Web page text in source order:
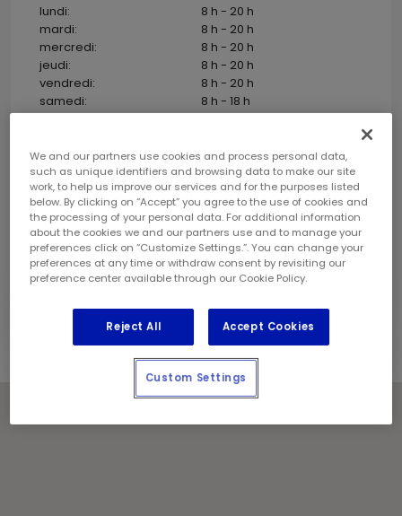
lundi:
8 h - 20 h
mardi:
8 h - 20 h
mercredi:
8 h - 20 h
jeudi:
8 h - 20 h
vendredi:
8 h - 20 h
samedi:
8 h - 18 h
dimanche:
9 h - 17 h
Téléphone:
(905) 624 2990
Gérant de magasin:
Shoaib Khan
Géré et exploité localement par :
J.S Kalabash Enterprises Ltd.
Jours fériés
Communiquez avec le centre pour les heures de
We and our partners use cookies and process personal data,
such as unique identifiers and browsing data to make our site
work, to help us improve our services and for the purposes listed
below. By clicking on “Accept” you agree to the use of cookies and
the processing of your personal data. For additional information
about the cookies we and our partners use and to manage your
preferences click on “Customize Settings.”. You can change your
preferences at any time or withdraw consent by revisiting our
preference center available through our Cookie Policy.
Reject All Accept Cookies
Custom Settings